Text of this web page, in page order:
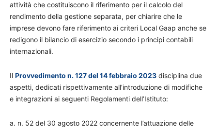
attività che costituiscono il riferimento per il calcolo del
rendimento della gestione separata, per chiarire che le
imprese devono fare riferimento ai criteri Local Gaap anche se
redigono il bilancio di esercizio secondo i principi contabili
internazionali.
Il Provvedimento n. 127 del 14 febbraio 2023 disciplina due
aspetti, dedicati rispettivamente all’introduzione di modifiche
e integrazioni ai seguenti Regolamenti dell’Istituto:
a. n. 52 del 30 agosto 2022 concernente l’attuazione delle